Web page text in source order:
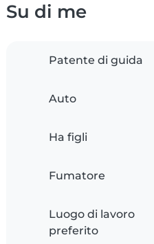
Su di me
Patente di guida
Auto
Ha figli
Fumatore
Luogo di lavoro
preferito